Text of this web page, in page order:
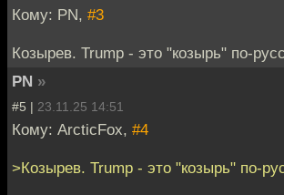
Кому: PN, #3
Козырев. Trump - это "козырь" по-
PN »
#5 | 23.11.25 14:51
Кому: ArcticFox, #4
>Козырев. Trump - это "козырь" по-